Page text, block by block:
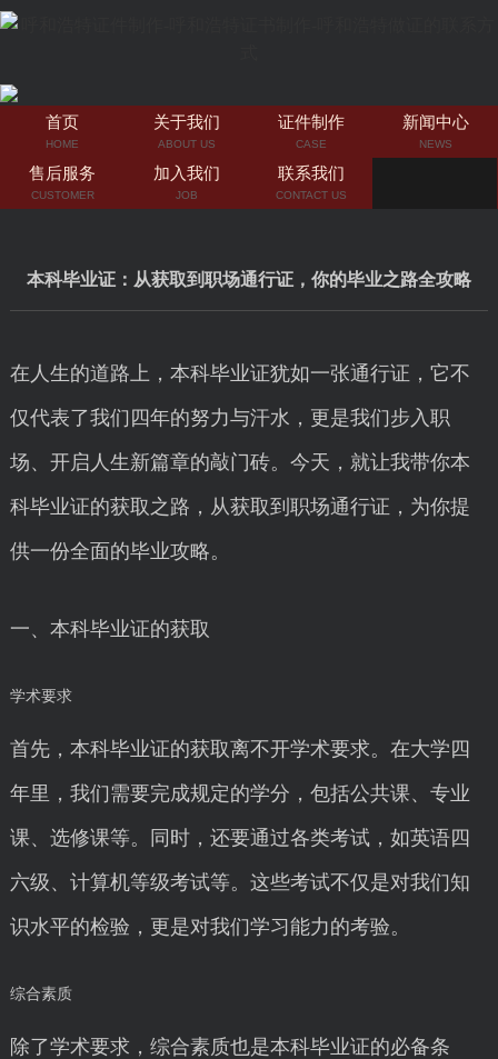
首页
HOME
关于我们
ABOUT US
证件制作
CASE
新闻中心
NEWS
售后服务
CUSTOMER
加入我们
JOB
联系我们
CONTACT US
本科毕业证：从获取到职场通行证，你的毕业之路全攻略
在人生的道路上，本科毕业证犹如一张通行证，它不
仅代表了我们四年的努力与汗水，更是我们步入职
场、开启人生新篇章的敲门砖。今天，就让我带你本
科毕业证的获取之路，从获取到职场通行证，为你提
供一份全面的毕业攻略。
一、本科毕业证的获取
学术要求
首先，本科毕业证的获取离不开学术要求。在大学四
年里，我们需要完成规定的学分，包括公共课、专业
课、选修课等。同时，还要通过各类考试，如英语四
六级、计算机等级考试等。这些考试不仅是对我们知
识水平的检验，更是对我们学习能力的考验。
综合素质
除了学术要求，综合素质也是本科毕业证的必备条